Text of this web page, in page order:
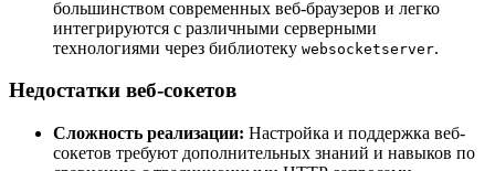
большинством современных веб-браузеров и легко
интегрируются с различными серверными
технологиями через библиотеку websocketserver.
Недостатки веб-сокетов
Сложность реализации: Настройка и поддержка веб-
сокетов требуют дополнительных знаний и навыков по